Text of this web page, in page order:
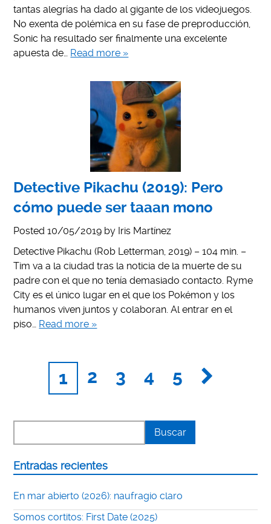
tantas alegrías ha dado al gigante de los videojuegos.
No exenta de polémica en su fase de preproducción,
Sonic ha resultado ser finalmente una excelente
apuesta de… Read more »
Detective Pikachu (2019): Pero
cómo puede ser taaan mono
Posted10/05/2019 by Iris Martínez
Detective Pikachu (Rob Letterman, 2019) – 104 min. –
Tim va a la ciudad tras la noticia de la muerte de su
padre con el que no tenía demasiado contacto. Ryme
City es el único lugar en el que los Pokémon y los
humanos viven juntos y colaboran. Al entrar en el
piso… Read more »
1 2 3 4 5
Entradas recientes
En mar abierto (2026): naufragio claro
Somos cortitos: First Date (2025)